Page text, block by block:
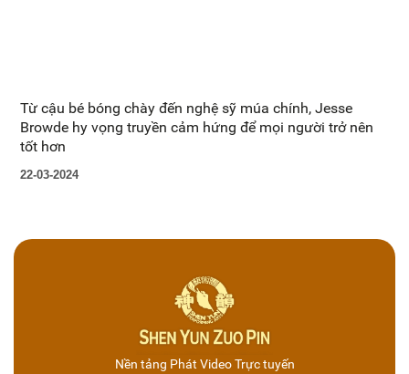
Từ cậu bé bóng chày đến nghệ sỹ múa chính, Jesse
Browde hy vọng truyền cảm hứng để mọi người trở nên
tốt hơn
22-03-2024
Nền tảng Phát Video Trực tuyến